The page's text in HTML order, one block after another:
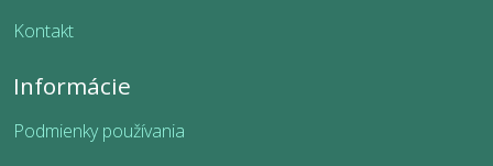
Kontakt
Informácie
Podmienky používania